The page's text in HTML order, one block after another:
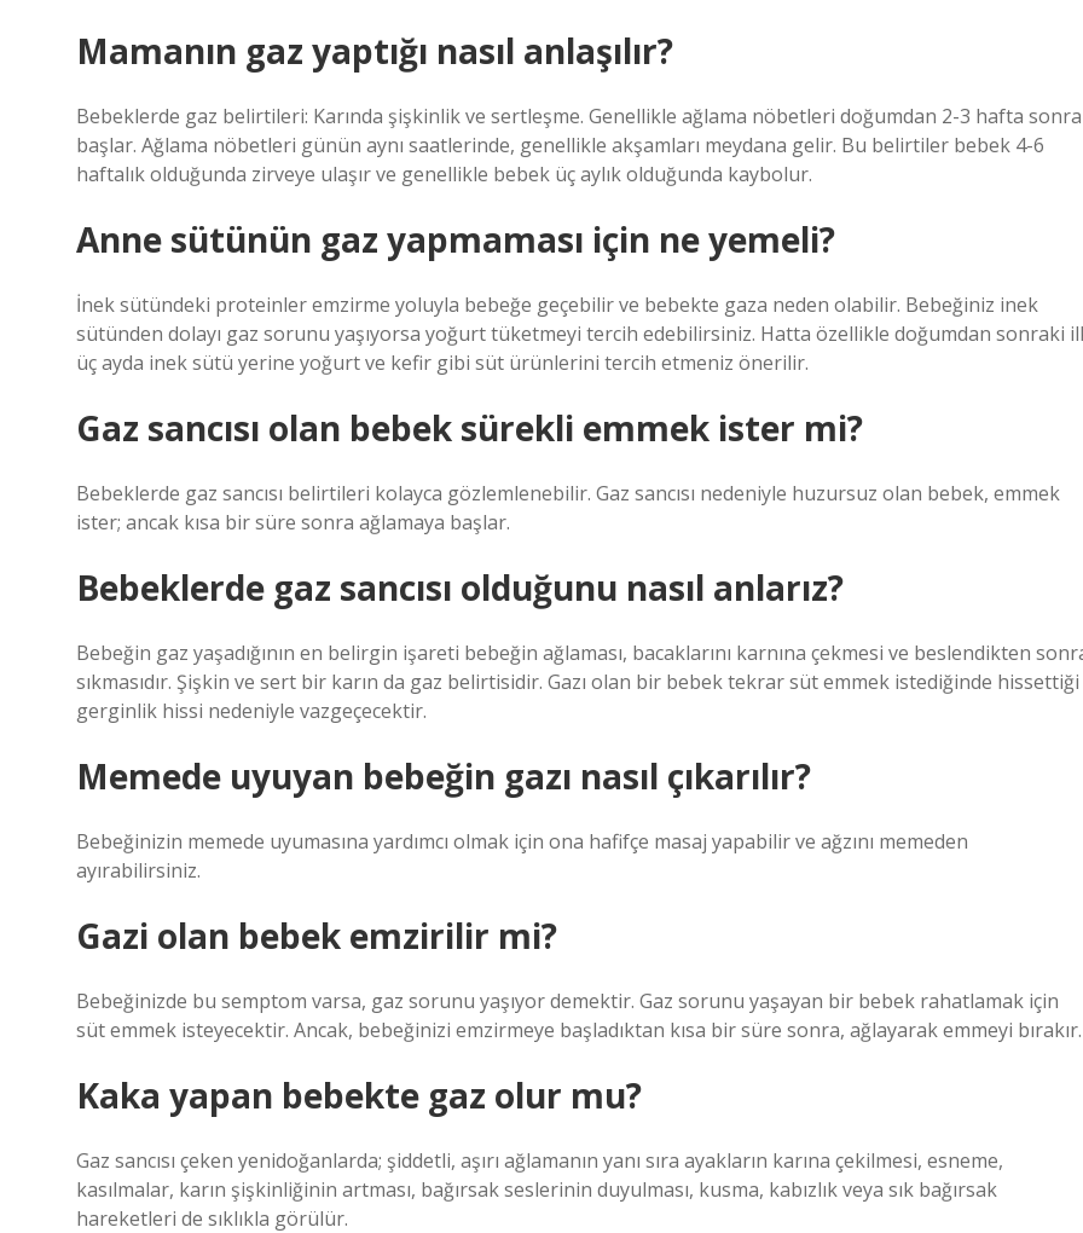
Mamanın gaz yaptığı nasıl anlaşılır?
Bebeklerde gaz belirtileri: Karında şişkinlik ve sertleşme. Genellikle ağlama nöbetleri doğumdan 2-3 hafta sonra
başlar. Ağlama nöbetleri günün aynı saatlerinde, genellikle akşamları meydana gelir. Bu belirtiler bebek 4-6
haftalık olduğunda zirveye ulaşır ve genellikle bebek üç aylık olduğunda kaybolur.
Anne sütünün gaz yapmaması için ne yemeli?
İnek sütündeki proteinler emzirme yoluyla bebeğe geçebilir ve bebekte gaza neden olabilir. Bebeğiniz inek
sütünden dolayı gaz sorunu yaşıyorsa yoğurt tüketmeyi tercih edebilirsiniz. Hatta özellikle doğumdan sonraki
üç ayda inek sütü yerine yoğurt ve kefir gibi süt ürünlerini tercih etmeniz önerilir.
Gaz sancısı olan bebek sürekli emmek ister mi?
Bebeklerde gaz sancısı belirtileri kolayca gözlemlenebilir. Gaz sancısı nedeniyle huzursuz olan bebek, emmek
ister; ancak kısa bir süre sonra ağlamaya başlar.
Bebeklerde gaz sancısı olduğunu nasıl anlarız?
Bebeğin gaz yaşadığının en belirgin işareti bebeğin ağlaması, bacaklarını karnına çekmesi ve beslendikten
sıkmasıdır. Şişkin ve sert bir karın da gaz belirtisidir. Gazı olan bir bebek tekrar süt emmek istediğinde hissettiği
gerginlik hissi nedeniyle vazgeçecektir.
Memede uyuyan bebeğin gazı nasıl çıkarılır?
Bebeğinizin memede uyumasına yardımcı olmak için ona hafifçe masaj yapabilir ve ağzını memeden
ayırabilirsiniz.
Gazi olan bebek emzirilir mi?
Bebeğinizde bu semptom varsa, gaz sorunu yaşıyor demektir. Gaz sorunu yaşayan bir bebek rahatlamak için
süt emmek isteyecektir. Ancak, bebeğinizi emzirmeye başladıktan kısa bir süre sonra, ağlayarak emmeyi bırakır.
Kaka yapan bebekte gaz olur mu?
Gaz sancısı çeken yenidoğanlarda; şiddetli, aşırı ağlamanın yanı sıra ayakların karına çekilmesi, esneme,
kasılmalar, karın şişkinliğinin artması, bağırsak seslerinin duyulması, kusma, kabızlık veya sık bağırsak
hareketleri de sıklıkla görülür.